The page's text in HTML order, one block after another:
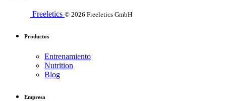
Freeletics © 2026 Freeletics GmbH
Productos
Entrenamiento
Nutrition
Blog
Empresa